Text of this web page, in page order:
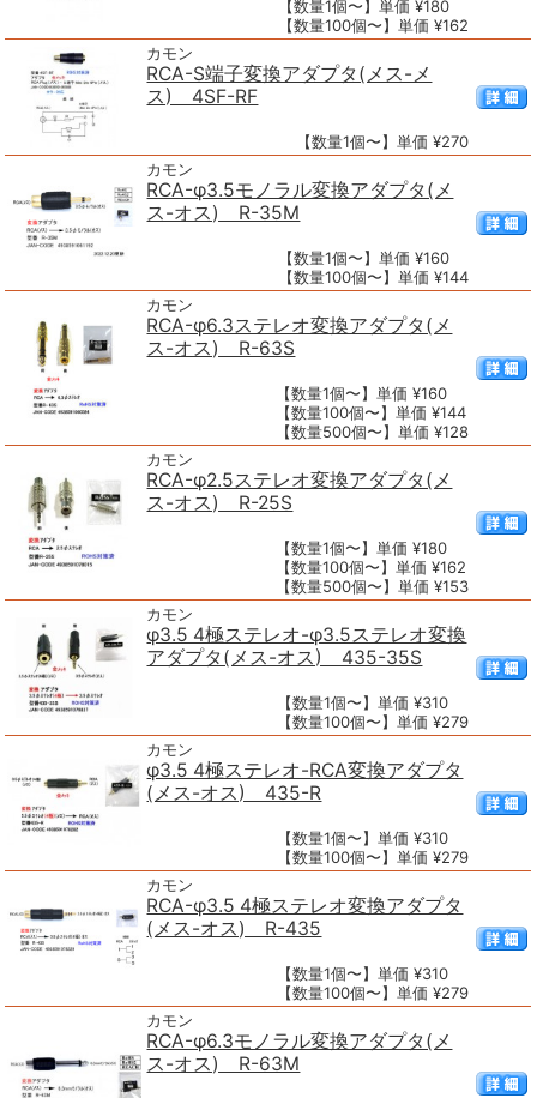
【数量1個〜】単価 ¥180
【数量100個〜】単価 ¥162
カモン
RCA-S端子変換アダプタ(メス-メ
ス) 4SF-RF
【数量1個〜】単価 ¥270
カモン
RCA-φ3.5モノラル変換アダプタ(メ
ス-オス) R-35M
【数量1個〜】単価 ¥160
【数量100個〜】単価 ¥144
カモン
RCA-φ6.3ステレオ変換アダプタ(メ
ス-オス) R-63S
【数量1個〜】単価 ¥160
【数量100個〜】単価 ¥144
【数量500個〜】単価 ¥128
カモン
RCA-φ2.5ステレオ変換アダプタ(メ
ス-オス) R-25S
【数量1個〜】単価 ¥180
【数量100個〜】単価 ¥162
【数量500個〜】単価 ¥153
カモン
φ3.5 4極ステレオ-φ3.5ステレオ変換
アダプタ(メス-オス) 435-35S
【数量1個〜】単価 ¥310
【数量100個〜】単価 ¥279
カモン
φ3.5 4極ステレオ-RCA変換アダプタ
(メス-オス) 435-R
【数量1個〜】単価 ¥310
【数量100個〜】単価 ¥279
カモン
RCA-φ3.5 4極ステレオ変換アダプタ
(メス-オス) R-435
【数量1個〜】単価 ¥310
【数量100個〜】単価 ¥279
カモン
RCA-φ6.3モノラル変換アダプタ(メ
ス-オス) R-63M